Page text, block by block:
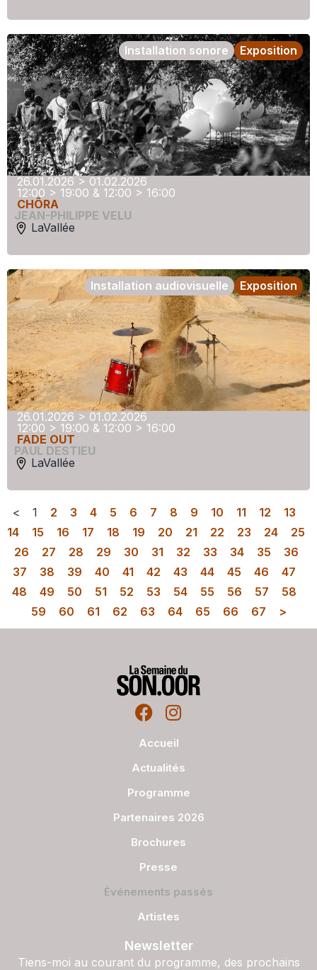
26.01.2026 > 01.02.2026
12:00 > 19:00 & 12:00 > 16:00
CHÔRA
JEAN-PHILIPPE VELU
LaVallée
Exposition
Installation sonore
26.01.2026 > 01.02.2026
12:00 > 19:00 & 12:00 > 16:00
FADE OUT
PAUL DESTIEU
LaVallée
Exposition
Installation audiovisuelle
< 1 2 3 4 5 6 7 8 9 10 11 12
13
14
15 16 17 18 19 20 21 22 23 24
25
26
27 28 29 30 31 32 33 34 35
36
37
38 39 40 41 42 43 44 45 46
47
48
49 50 51 52 53 54 55 56 57
58
59
60 61 62 63 64 65 66 67 >
Accueil
Actualités
Programme
Partenaires 2026
Brochures
Presse
Événements passés
Artistes
Newsletter
Tiens-moi au courant du programme, des prochains